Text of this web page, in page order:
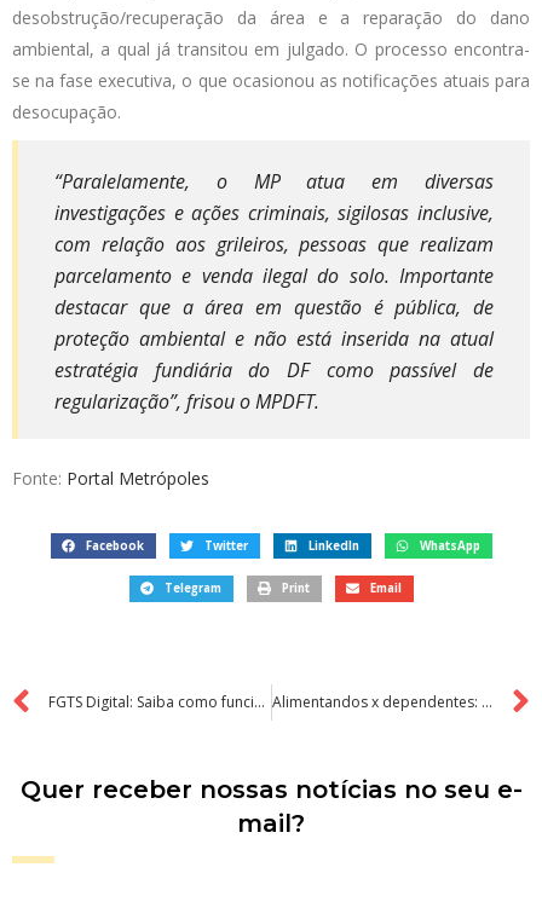
desobstrução/recuperação da área e a reparação do dano
ambiental, a qual já transitou em julgado. O processo encontra-
se na fase executiva, o que ocasionou as notificações atuais para
desocupação.
“Paralelamente, o MP atua em diversas
investigações e ações criminais, sigilosas inclusive,
com relação aos grileiros, pessoas que realizam
parcelamento e venda ilegal do solo. Importante
destacar que a área em questão é pública, de
proteção ambiental e não está inserida na atual
estratégia fundiária do DF como passível de
regularização”, frisou o MPDFT.
Fonte: Portal Metrópoles
Facebook Twitter LinkedIn WhatsApp
Telegram Print Email
FGTS Digital: Saiba como funciona o saque sem Chave após Demissão Alimentandos x dependentes: veja as diferenças e como declarar no IRPF 2024
Quer receber nossas notícias no seu e-
mail?